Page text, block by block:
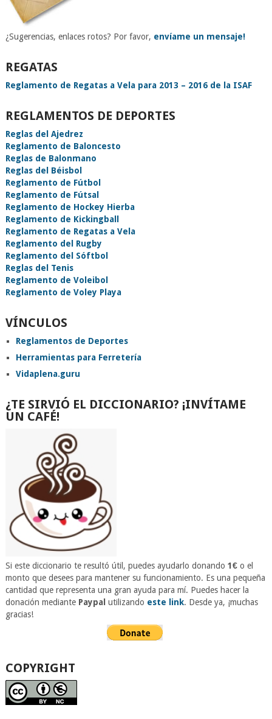
¿Sugerencias, enlaces rotos? Por favor, envíame un mensaje!
REGATAS
Reglamento de Regatas a Vela para 2013 – 2016 de la ISAF
REGLAMENTOS DE DEPORTES
Reglas del Ajedrez
Reglamento de Baloncesto
Reglas de Balonmano
Reglas del Béisbol
Reglamento de Fútbol
Reglamento de Fútsal
Reglamento de Hockey Hierba
Reglamento de Kickingball
Reglamento de Regatas a Vela
Reglamento del Rugby
Reglamento del Sóftbol
Reglas del Tenis
Reglamento de Voleibol
Reglamento de Voley Playa
VÍNCULOS
Reglamentos de Deportes
Herramientas para Ferretería
Vidaplena.guru
¿TE SIRVIÓ EL DICCIONARIO? ¡INVÍTAME
UN CAFÉ!
Si este diccionario te resultó útil, puedes ayudarlo donando 1€o el
monto que desees para mantener su funcionamiento. Es una pequeña
cantidad que representa una gran ayuda para mí. Puedes hacer la
donación mediante Paypal utilizando este link. Desde ya, ¡muchas
gracias!
COPYRIGHT